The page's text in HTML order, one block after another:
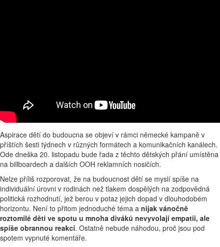
Aspirace dětí do budoucna se objeví v rámci německé kampaně v
příštích šesti týdnech v různých formátech a komunikačních kanálech.
Ode dneška 20. listopadu bude řada z těchto dětských přání umístěna
na billboardech a dalších OOH reklamních nosičích.
Nelze příliš rozporovat, že na budoucnost dětí se myslí spíše na
individuální úrovni v rodinách než tlakem dospělých na zodpovědná
politická rozhodnutí, jež berou v potaz jejich dopad v dlouhodobém
horizontu. Není to přitom jednoduché téma a nijak vánočně
roztomilé děti ve spotu u mnoha diváků nevyvolají empatii, ale
spíše obrannou reakci. Ostatně nebude náhodou, proč jsou pod
spotem vypnuté komentáře.